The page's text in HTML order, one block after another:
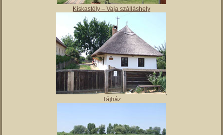
Kiskastély – Vaja szálláshely
,
Tájház